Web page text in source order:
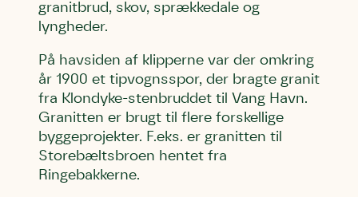
granitbrud, skov, sprækkedale og
lyngheder.
På havsiden af klipperne var der omkring
år 1900 et tipvognsspor, der bragte granit
fra Klondyke-stenbruddet til Vang Havn.
Granitten er brugt til flere forskellige
byggeprojekter. F.eks. er granitten til
Storebæltsbroen hentet fra
Ringebakkerne.